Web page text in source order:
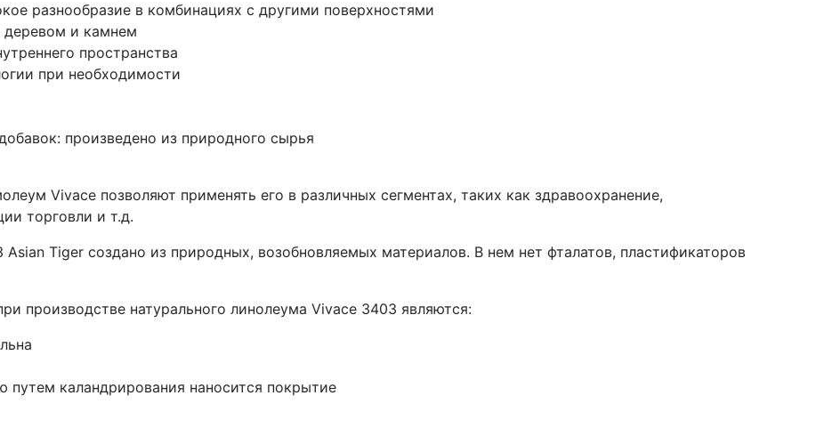
разнообразие в комбинациях с другими поверхностями
деревом и камнем
пространства
при необходимости
произведено из природного сырья
Vivace позволяют применять его в различных сегментах, таких как здравоохранение,
торговли и т.д.
Tiger создано из природных, возобновляемых материалов. В нем нет фталатов, пластификаторов
производстве натурального линолеума Vivace 3403 являются:
каландрирования наносится покрытие